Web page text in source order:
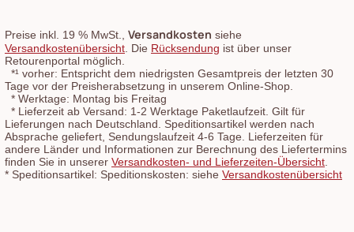
Preise inkl. 19 % MwSt., Versandkosten siehe
Versandkostenübersicht. Die Rücksendung ist über unser
Retourenportal möglich.
*¹ vorher: Entspricht dem niedrigsten Gesamtpreis der letzten 30
Tage vor der Preisherabsetzung in unserem Online-Shop.
* Werktage: Montag bis Freitag
* Lieferzeit ab Versand: 1-2 Werktage Paketlaufzeit. Gilt für
Lieferungen nach Deutschland. Speditionsartikel werden nach
Absprache geliefert, Sendungslaufzeit 4-6 Tage. Lieferzeiten für
andere Länder und Informationen zur Berechnung des Liefertermins
finden Sie in unserer Versandkosten- und Lieferzeiten-Übersicht.
* Speditionsartikel: Speditionskosten: siehe Versandkostenübersicht